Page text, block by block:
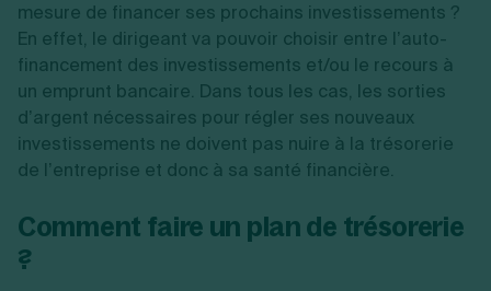
mesure de financer ses prochains investissements ?
En effet, le dirigeant va pouvoir choisir entre l’auto-
financement des investissements et/ou le recours à
un emprunt bancaire. Dans tous les cas, les sorties
d’argent nécessaires pour régler ses nouveaux
investissements ne doivent pas nuire à la trésorerie
de l’entreprise et donc à sa santé financière.
Comment faire un plan de trésorerie
?